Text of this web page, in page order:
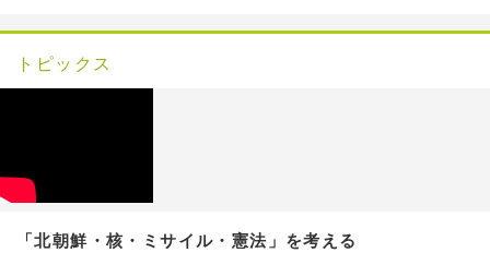
トピックス
「北朝鮮・核・ミサイル・憲法」を考える